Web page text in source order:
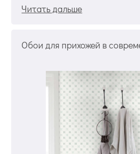
Читать дальше
Обои для прихожей в